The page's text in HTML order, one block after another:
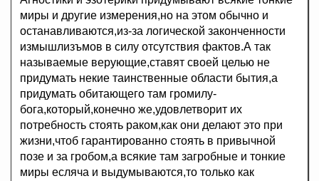
миры и другие измерения,но на этом обычно и
останавливаются,из-за логической законченности
измышлизъмов в силу отсутствия фактов.А так
называемые верующие,ставят своей целью не
придумать некие таинственные области бытия,а
придумать обитающего там громилу-
бога,который,конечно же,удовлетворит их
потребность стоять раком,как они делают это при
жизни,чтоб гарантированно стоять в привычной
позе и за гробом,а всякие там загробные и тонкие
миры есляча и выдумываются,то только как